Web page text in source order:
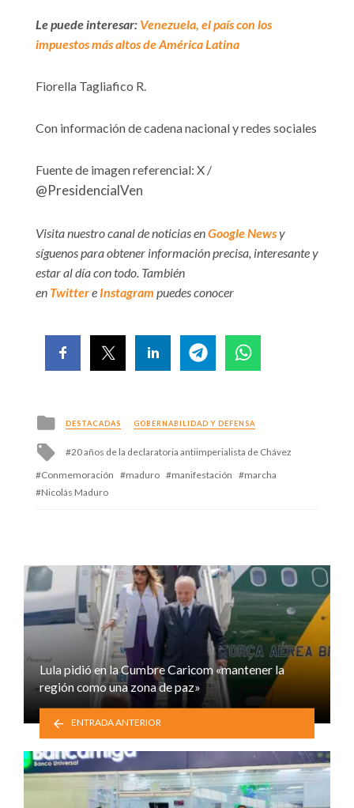
Le puede interesar: Venezuela, el país con los
impuestos más altos de América Latina
Fiorella Tagliafico R.
Con información de cadena nacional y redes sociales
Fuente de imagen referencial: X /
@PresidencialVen
Visita nuestro canal de noticias enGoogle Newsy
síguenos para obtener información precisa, interesante y
estar al día con todo. También
en Twittere Instagram puedes conocer
Posted
in
DESTACADAS GOBERNABILIDAD Y DEFENSA
Tagged
20 años de la declaratoria antiimperialista de Chávez
Conmemoración
maduro manifestación
marcha
Nicolás Maduro
Lula pidió en la Cumbre Caricom «mantener la
región como una zona de paz»
ENTRADA ANTERIOR